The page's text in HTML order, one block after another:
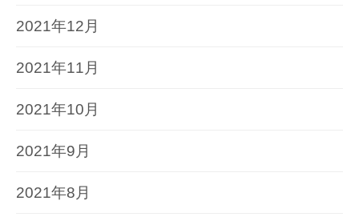
2021年12月
2021年11月
2021年10月
2021年9月
2021年8月